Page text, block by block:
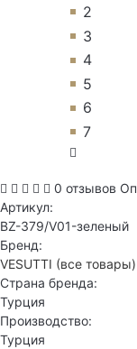
2
3
4
5
6
7
0 отзывов
Артикул:
BZ-379/V01-зеленый
Бренд:
VESUTTI (все товары)
Страна бренда:
Турция
Производство:
Турция